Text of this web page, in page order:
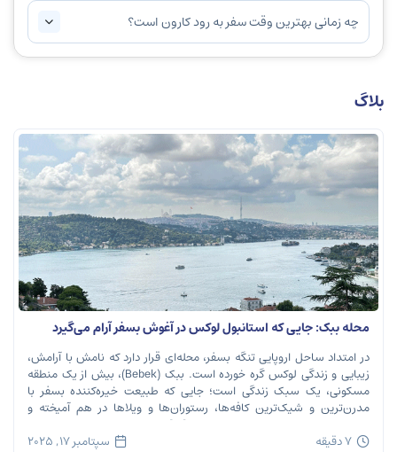
چه زمانی بهترین وقت سفر به رود کارون است؟
بلاگ
محله ببک: جایی که استانبول لوکس در آغوش بسفر آرام می‌گیرد
در امتداد ساحل اروپایی تنگه بسفر، محله‌ای قرار دارد که نامش با آرامش،
زیبایی و زندگی لوکس گره خورده است. ببک (Bebek)، بیش از یک منطقه
مسکونی، یک سبک زندگی است؛ جایی که طبیعت خیره‌کننده بسفر با
مدرن‌ترین و شیک‌ترین کافه‌ها، رستوران‌ها و ویلاها در هم آمیخته و
تصویری بی‌نظیر از استانبول معاصر را به […]
7 دقیقه سپتامبر 17, 2025